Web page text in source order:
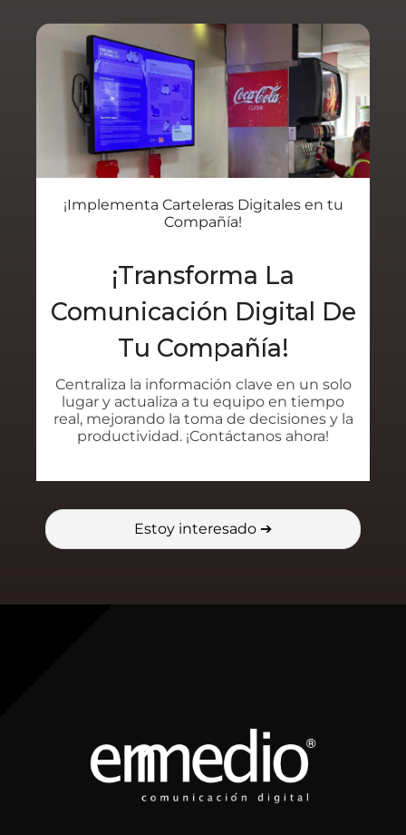
¡Implementa Carteleras Digitales en tu
Compañía!
¡Transforma La
Comunicación Digital De
Tu Compañía!
Centraliza la información clave en un solo
lugar y actualiza a tu equipo en tiempo
real, mejorando la toma de decisiones y la
productividad. ¡Contáctanos ahora!
Estoy interesado ➔